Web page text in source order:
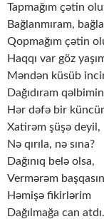
Tapmağım çətin
Bağlanmıram,
Qopmağım çətin
Haqqı var göz
Məndən küsüb
Dağıdıram qəlbimin
Hər dəfə bir
Xatirəm şüşə deyil,
Nə qırıla, nə sına?
Dağınıq belə olsa,
Vermərəm
Həmişə fikirlərim
Dağılmağa can atdı.